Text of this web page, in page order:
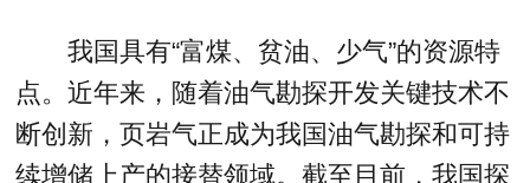
我国具有“富煤、贫油、少气”的资源特
点。近年来，随着油气勘探开发关键技术不
断创新，页岩气正成为我国油气勘探和可持
续增储上产的接替领域。截至目前，我国探